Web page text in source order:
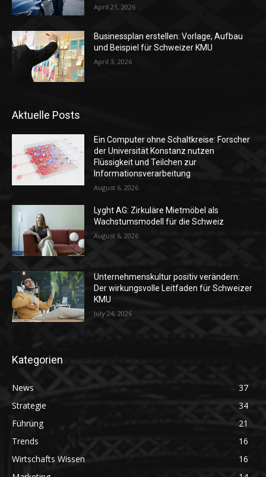
April 21, 2026
Businessplan erstellen: Vorlage, Aufbau
und Beispiel für Schweizer KMU
April 3, 2026
Aktuelle Posts
Ein Computer ohne Schaltkreise: Forscher
der Universität Konstanz nutzen
Flüssigkeit und Teilchen zur
Informationsverarbeitung
August 6, 2026
Lyght AG: Zirkuläre Mietmöbel als
Wachstumsmodell für die Schweiz
August 6, 2026
Unternehmenskultur positiv verändern:
Der wirkungsvolle Leitfaden für Schweizer
KMU
July 24, 2026
Kategorien
News
37
Strategie
34
Führung
21
Trends
16
Wirtschafts Wissen
16